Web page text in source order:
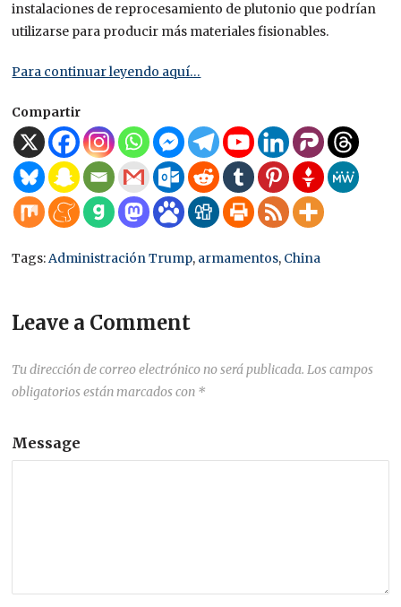
instalaciones de reprocesamiento de plutonio que podrían
utilizarse para producir más materiales fisionables.
Para continuar leyendo aquí…
Compartir
Tags:Administración Trump, armamentos, China
Leave a Comment
Tu dirección de correo electrónico no será publicada. Los campos
obligatorios están marcados con *
Message